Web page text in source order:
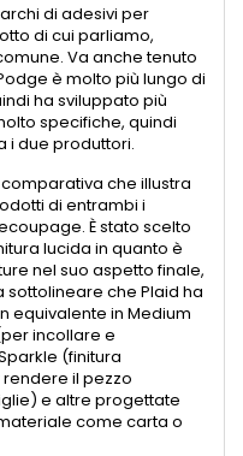
di adesivi per
di cui parliamo,
Va anche tenuto
è molto più lungo di
ha sviluppato più
specifiche, quindi
i due produttori.
che illustra
di entrambi i
È stato scelto
lucida in quanto è
nel suo aspetto finale,
sottolineare che Plaid ha
equivalente in Medium
incollare e
(finitura
il pezzo
e altre progettate
come carta o